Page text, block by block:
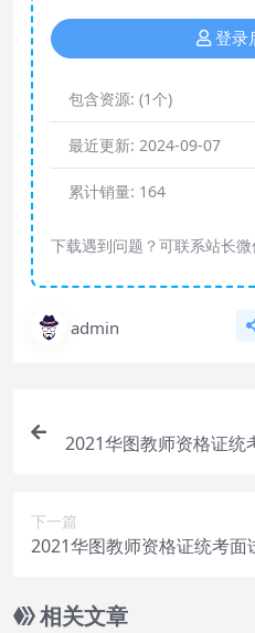
登录
包含资源: (1个)
最近更新: 2024-09-07
累计销量: 164
下载遇到问题？可联系站长
admin
2021华图教师资格证统
下一篇
2021华图教师资格证统考面
相关文章